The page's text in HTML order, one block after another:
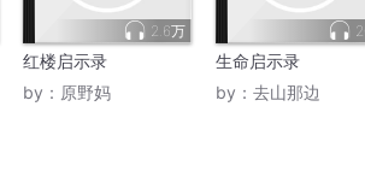
2.6万
红楼启示录
by： 原野妈
生命启示录
by： 去山那边